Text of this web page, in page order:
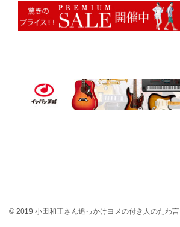
© 2019 小田和正さん追っかけヨメの付き人のたわ言